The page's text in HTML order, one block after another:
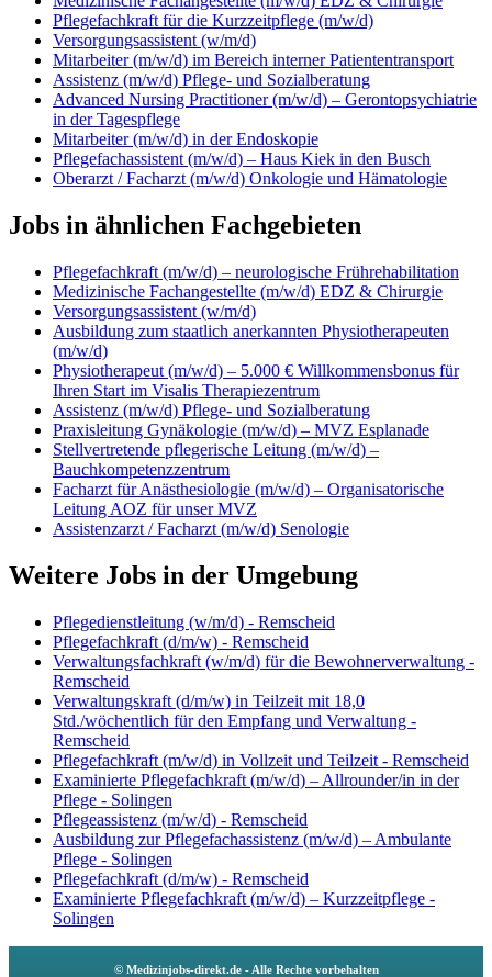
Pflegefachkraft für die Kurzzeitpflege (m/w/d)
Versorgungsassistent (w/m/d)
Mitarbeiter (m/w/d) im Bereich interner Patiententransport
Assistenz (m/w/d) Pflege- und Sozialberatung
Advanced Nursing Practitioner (m/w/d) – Gerontopsychiatrie
in der Tagespflege
Mitarbeiter (m/w/d) in der Endoskopie
Pflegefachassistent (m/w/d) – Haus Kiek in den Busch
Oberarzt / Facharzt (m/w/d) Onkologie und Hämatologie
Jobs in ähnlichen Fachgebieten
Pflegefachkraft (m/w/d) – neurologische Frührehabilitation
Medizinische Fachangestellte (m/w/d) EDZ & Chirurgie
Versorgungsassistent (w/m/d)
Ausbildung zum staatlich anerkannten Physiotherapeuten
(m/w/d)
Physiotherapeut (m/w/d) – 5.000 € Willkommensbonus für
Ihren Start im Visalis Therapiezentrum
Assistenz (m/w/d) Pflege- und Sozialberatung
Praxisleitung Gynäkologie (m/w/d) – MVZ Esplanade
Stellvertretende pflegerische Leitung (m/w/d) –
Bauchkompetenzzentrum
Facharzt für Anästhesiologie (m/w/d) – Organisatorische
Leitung AOZ für unser MVZ
Assistenzarzt / Facharzt (m/w/d) Senologie
Weitere Jobs in der Umgebung
Pflegedienstleitung (w/m/d) - Remscheid
Pflegefachkraft (d/m/w) - Remscheid
Verwaltungsfachkraft (w/m/d) für die Bewohnerverwaltung -
Remscheid
Verwaltungskraft (d/m/w) in Teilzeit mit 18,0
Std./wöchentlich für den Empfang und Verwaltung -
Remscheid
Pflegefachkraft (m/w/d) in Vollzeit und Teilzeit - Remscheid
Examinierte Pflegefachkraft (m/w/d) – Allrounder/in in der
Pflege - Solingen
Pflegeassistenz (m/w/d) - Remscheid
Ausbildung zur Pflegefachassistenz (m/w/d) – Ambulante
Pflege - Solingen
Pflegefachkraft (d/m/w) - Remscheid
Examinierte Pflegefachkraft (m/w/d) – Kurzzeitpflege -
Solingen
© Medizinjobs-direkt.de - Alle Rechte vorbehalten